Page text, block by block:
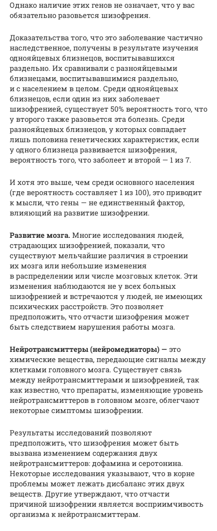
Однако наличие этих генов не означает, что у вас
обязательно разовьется шизофрения.
Доказательства того, что это заболевание частично
наследственное, получены в результате изучения
однояйцевых близнецов, воспитывавшихся
раздельно. Их сравнивали с разнояйцевыми
близнецами, воспитывавшимися раздельно,
и с населением в целом. Среди однояйцевых
близнецов, если один из них заболевает
шизофренией, существует 50% вероятность того, что
у второго также разовьется эта болезнь. Среди
разнояйцевых близнецов, у которых совпадает
лишь половина генетических характеристик, если
у одного близнеца развивается шизофрения,
вероятность того, что заболеет и второй — 1 из 7.
И хотя это выше, чем среди основного населения
(где вероятность составляет 1 из 100), это приводит
к мысли, что гены — не единственный фактор,
влияющий на развитие шизофрении.
Развитие мозга. Многие исследования людей,
страдающих шизофренией, показали, что
существуют мельчайшие различия в строении
их мозга или небольшие изменения
в распределении или числе мозговых клеток. Эти
изменения наблюдаются не у всех больных
шизофренией и встречаются у людей, не имеющих
психических расстройств. Это позволяет
предположить, что отчасти шизофрения может
быть следствием нарушения работы мозга.
Нейротрансмиттеры (нейромедиаторы) — это
химические вещества, передающие сигналы между
клетками головного мозга. Существует связь
между нейротрансмиттерами и шизофренией, так
как известно, что препараты, изменяющие уровень
нейротрансмиттеров в головном мозге, облегчают
некоторые симптомы шизофрении.
Результаты исследований позволяют
предположить, что шизофрения может быть
вызвана изменением содержания двух
нейротрансмиттеров: дофамина и серотонина.
Некоторые исследования указывают, что в корне
проблемы может лежать дисбаланс этих двух
веществ. Другие утверждают, что отчасти
причиной шизофрении является восприимчивость
организма к нейротрансмиттерам.